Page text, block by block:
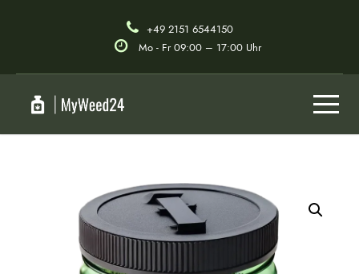
+49 2151 6544150
Mo - Fr 09:00 – 17:00 Uhr